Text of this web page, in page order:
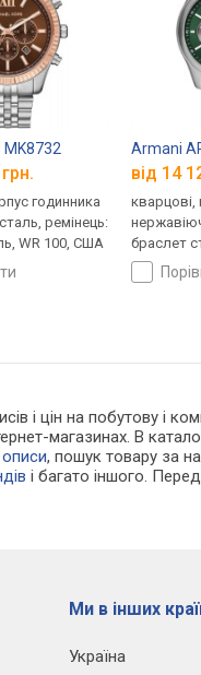
MK8732
годинника
ремінець:
WR 100, США
Armani
від 14
кварцові,
браслет
і цін на побутову і
магазинах. В
описи, пошук товару за
і багато іншого.
Ми в інших
Україна